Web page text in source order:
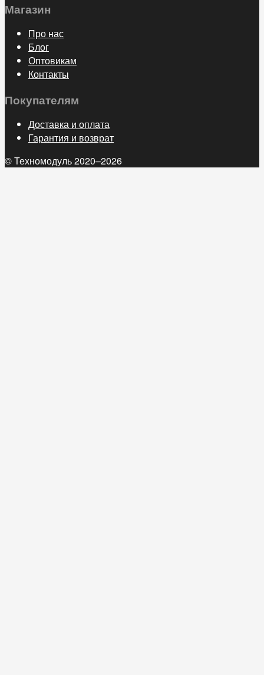
Магазин
Про нас
Блог
Оптовикам
Контакты
Покупателям
Доставка и оплата
Гарантия и возврат
© Техномодуль 2020–2026